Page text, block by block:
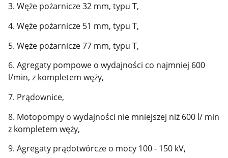
3. Węże pożarnicze 32 mm, typu T,
4. Węże pożarnicze 51 mm, typu T,
5. Węże pożarnicze 77 mm, typu T,
6. Agregaty pompowe o wydajności co najmniej 600
l/min, z kompletem węży,
7. Prądownice,
8. Motopompy o wydajności nie mniejszej niż 600 l/ min
z kompletem węży,
9. Agregaty prądotwórcze o mocy 100 - 150 kV,